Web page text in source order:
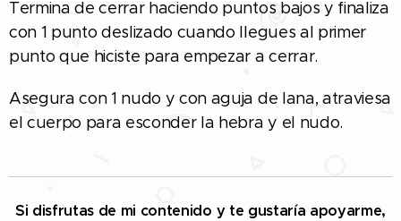
Termina de cerrar haciendo puntos bajos y finaliza
con 1 punto deslizado cuando llegues al primer
punto que hiciste para empezar a cerrar.
Asegura con 1 nudo y con aguja de lana, atraviesa
el cuerpo para esconder la hebra y el nudo.
Si disfrutas de mi contenido y te gustaría apoyarme,